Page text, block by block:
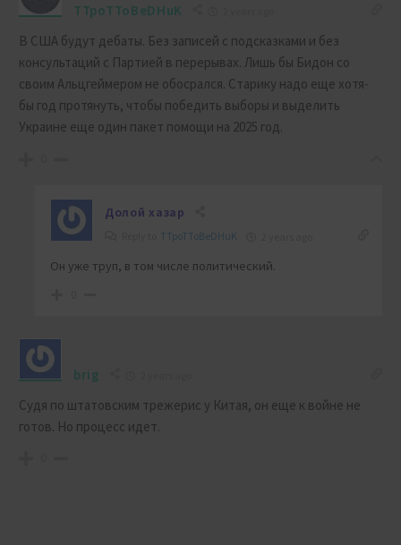
TTpoTToBeDHuK
В США будут дебаты. Без записей с подсказками и без
консультаций с Партией в перерывах. Лишь бы Бидон со
своим Альцгеймером не обосрался. Старику надо еще хотя-
бы год протянуть, чтобы победить выборы и выделить
Украине еще один пакет помощи на 2025 год.
Долой хазар
TTpoTToBeDHuK
Он уже труп, в том числе политический.
brig
Судя по штатовским трежерис у Китая, он еще к войне не
готов. Но процесс идет.